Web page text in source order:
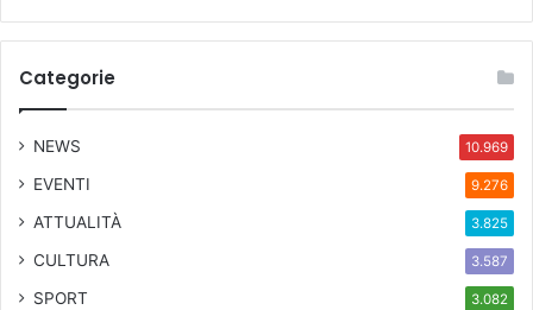
Categorie
NEWS 10.969
EVENTI 9.276
ATTUALITÀ 3.825
CULTURA 3.587
SPORT 3.082